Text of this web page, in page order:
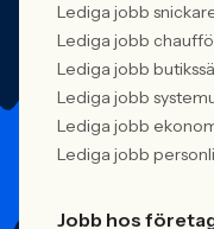
Lediga jobb
Lediga jobb
Lediga jobb
Lediga jobb
Lediga jobb
Lediga jobb
Jobb hos